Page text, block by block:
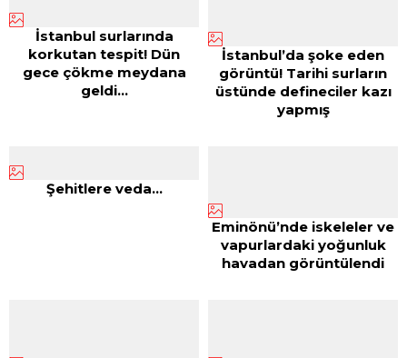
İstanbul surlarında
korkutan tespit! Dün
gece çökme meydana
geldi…
İstanbul’da şoke eden
görüntü! Tarihi surların
üstünde defineciler kazı
yapmış
Şehitlere veda…
Eminönü’nde iskeleler ve
vapurlardaki yoğunluk
havadan görüntülendi